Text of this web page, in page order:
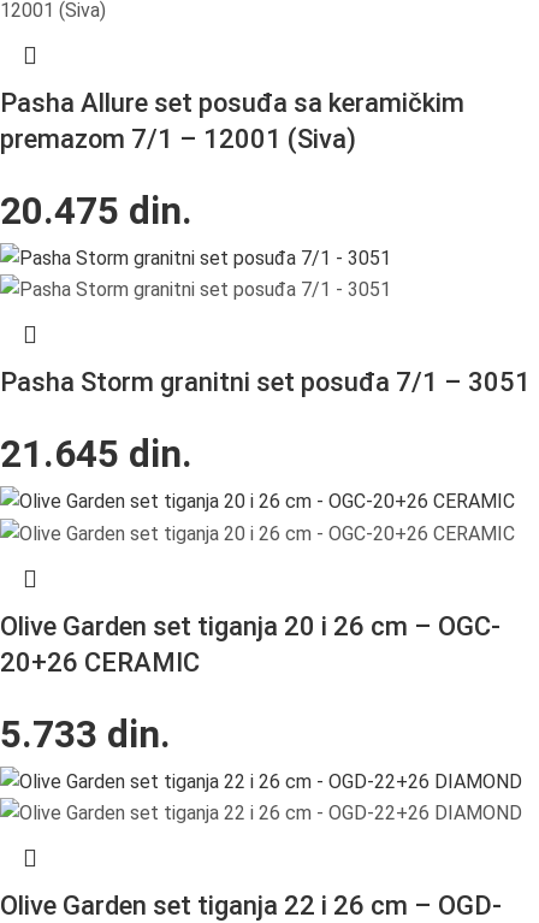
Pasha Allure set posuđa sa keramičkim
premazom 7/1 – 12001 (Siva)
20.475 din.
Pasha Storm granitni set posuđa 7/1 – 3051
21.645 din.
Olive Garden set tiganja 20 i 26 cm – OGC-
20+26 CERAMIC
5.733 din.
Olive Garden set tiganja 22 i 26 cm – OGD-